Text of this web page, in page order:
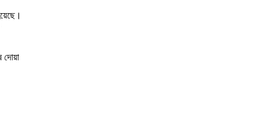
দোয়া